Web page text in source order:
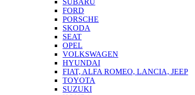
SUBARU
FORD
PORSCHE
SKODA
SEAT
OPEL
VOLKSWAGEN
HYUNDAI
FIAT, ALFA ROMEO, LANCIA, JEEP
TOYOTA
SUZUKI